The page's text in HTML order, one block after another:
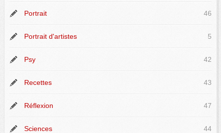
Portrait 46
Portrait d'artistes 5
Psy 42
Recettes 43
Réflexion 47
Sciences 44